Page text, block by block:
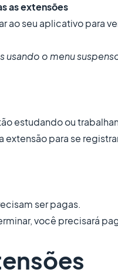
as extensões
ao seu aplicativo para
o menu
estudando ou
extensão para se
ser pagas.
você precisará